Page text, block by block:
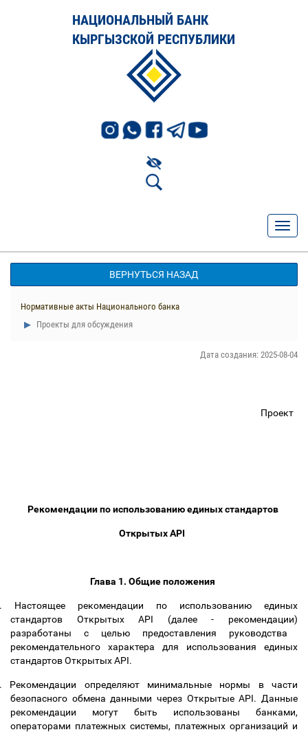
НАЦИОНАЛЬНЫЙ БАНК
КЫРГЫЗСКОЙ РЕСПУБЛИКИ
ВЕРНУТЬСЯ НАЗАД
Нормативные акты Национального банка
Проекты для обсуждения
Дата создания: 2025-08-04
Проект
Рекомендации по использованию единых стандартов
Открытых API
Глава 1. Общие положения
Настоящее рекомендации по использованию единых
стандартов Открытых API (далее - рекомендации)
разработаны с целью предоставления руководства
рекомендательного характера для использования единых
стандартов ОткрытыхAPI.
Рекомендации определяют минимальные нормы в части
безопасного обмена данными через Открытые API. Данные
рекомендации могут быть использованы банками,
операторами платежных системы, платежных организаций и